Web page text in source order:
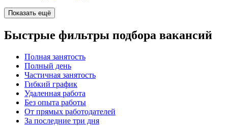
Показать ещё
Быстрые фильтры подбора вакансий
Полная занятость
Полный день
Частичная занятость
Гибкий график
Удаленная работа
Без опыта работы
От прямых работодателей
За последние три дня